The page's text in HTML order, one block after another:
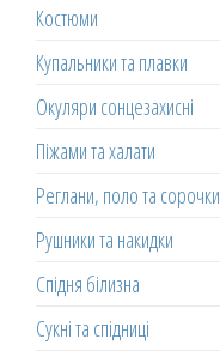
Костюми
Купальники та плавки
Окуляри сонцезахисні
Піжами та халати
Реглани, поло та сорочки
Рушники та накидки
Спідня білизна
Сукні та спідниці